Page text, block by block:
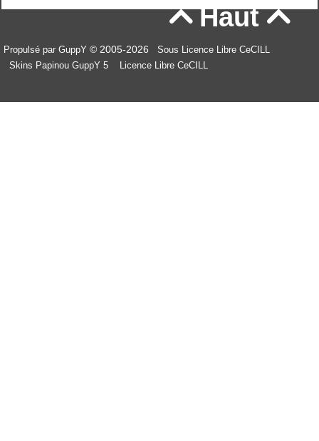
Haut
Propulsé par GuppY © 2005-2026
Sous Licence Libre CeCILL
Skins Papinou GuppY 5
Licence Libre CeCILL